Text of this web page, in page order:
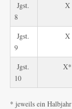
Jgst.
8
X
Jgst.
9
X
Jgst.
10
X*
* jeweils ein Halbjahr